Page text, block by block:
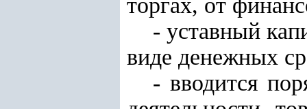
торгах, от
- уставный
виде денежных
- вводится